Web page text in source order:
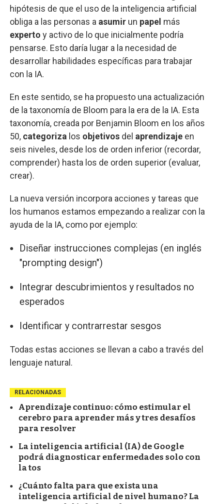
hipótesis de que el uso de la inteligencia artificial
obliga a las personas a asumir un papel más
experto y activo de lo que inicialmente podría
pensarse. Esto daría lugar a la necesidad de
desarrollar habilidades específicas para trabajar
con la IA.
En este sentido, se ha propuesto una actualización
de la taxonomía de Bloom para la era de la IA. Esta
taxonomía, creada por Benjamin Bloom en los años
50, categoriza los objetivos del aprendizaje en
seis niveles, desde los de orden inferior (recordar,
comprender) hasta los de orden superior (evaluar,
crear).
La nueva versión incorpora acciones y tareas que
los humanos estamos empezando a realizar con la
ayuda de la IA, como por ejemplo:
Diseñar instrucciones complejas (en inglés
"prompting design")
Integrar descubrimientos y resultados no
esperados
Identificar y contrarrestar sesgos
Todas estas acciones se llevan a cabo a través del
lenguaje natural.
RELACIONADAS
Aprendizaje continuo: cómo estimular el
cerebro para aprender más y tres desafíos
para resolver
La inteligencia artificial (IA) de Google
podrá diagnosticar enfermedades solo con
la tos
¿Cuánto falta para que exista una
inteligencia artificial de nivel humano? La